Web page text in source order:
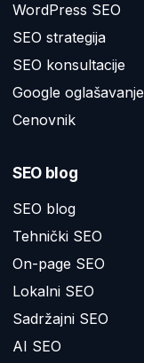
WordPress SEO
SEO strategija
SEO konsultacije
Google oglašavanje
Cenovnik
SEO blog
SEO blog
Tehnički SEO
On-page SEO
Lokalni SEO
Sadržajni SEO
AI SEO